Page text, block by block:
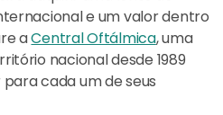
e um valor dentro
aCentral Oftálmica, uma
nacional desde 1989
cada um de seus